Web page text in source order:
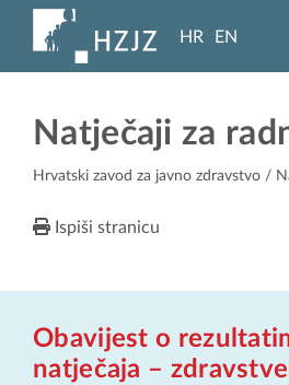
HR EN
Natječaji za
Hrvatski zavod za javno zdravstvo /
Ispiši stranicu
Obavijest o
natječaja –